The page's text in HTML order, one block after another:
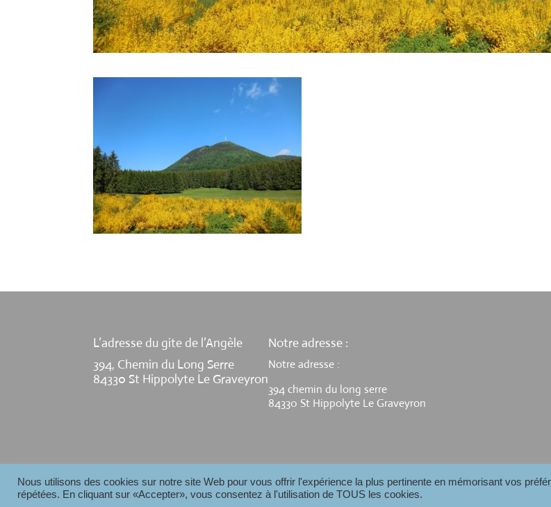
L’adresse du gite de l’Angèle
394, Chemin du Long Serre
84330 St Hippolyte Le Graveyron
Notre adresse :
Notre adresse :
394 chemin du long serre
84330 St Hippolyte Le Graveyron
Gite de l'Angèle - 2024
Nous utilisons des cookies sur notre site Web pour vous offrir l'expérience la plus pertinente en mémorisant vos
répétées. En cliquant sur «Accepter», vous consentez à l'utilisation de TOUS les cookies.